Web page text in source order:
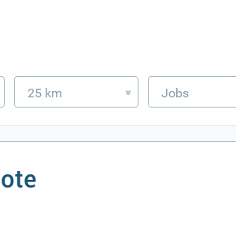
25 km » Jobs